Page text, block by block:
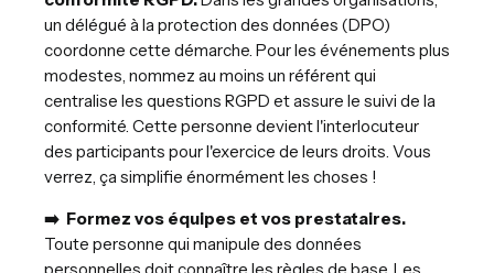
un délégué à la protection des données (DPO)
coordonne cette démarche. Pour les événements plus
modestes, nommez au moins un référent qui
centralise les questions RGPD et assure le suivi de la
conformité. Cette personne devient l'interlocuteur
des participants pour l'exercice de leurs droits. Vous
verrez, ça simplifie énormément les choses !
➡️ Formez vos équipes et vos prestataires.
Toute personne qui manipule des données
personnelles doit connaître les règles de base. Les